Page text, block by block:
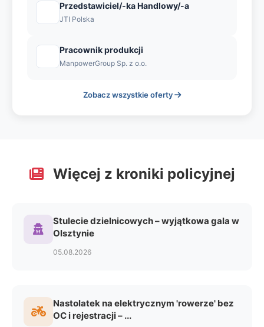
Przedstawiciel/-ka Handlowy/-a
JTI Polska
Pracownik produkcji
ManpowerGroup Sp. z o.o.
Zobacz wszystkie oferty
Więcej z kroniki policyjnej
Stulecie dzielnicowych – wyjątkowa gala w
Olsztynie
05.08.2026
Nastolatek na elektrycznym 'rowerze' bez
OC i rejestracji – ...